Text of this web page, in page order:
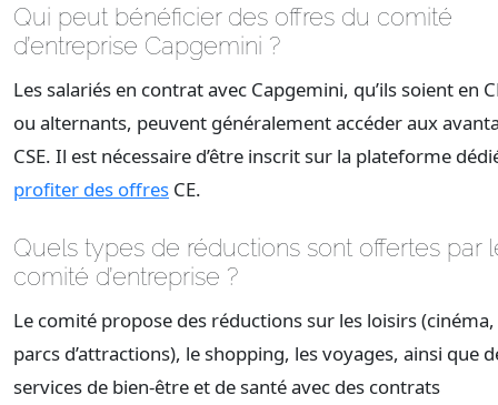
Qui peut bénéficier des offres du comité
d’entreprise Capgemini ?
Les salariés en contrat avec Capgemini, qu’ils soient en
ou alternants, peuvent généralement accéder aux
CSE. Il est nécessaire d’être inscrit sur la plateforme
profiter des offres CE.
Quels types de réductions sont offertes par
comité d’entreprise ?
Le comité propose des réductions sur les loisirs
parcs d’attractions), le shopping, les voyages, ainsi que
services de bien-être et de santé avec des contrats